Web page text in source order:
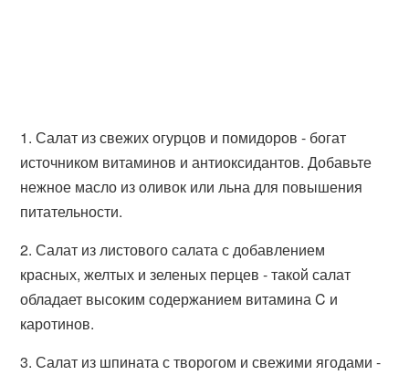
1. Салат из свежих огурцов и помидоров - богат
источником витаминов и антиоксидантов. Добавьте
нежное масло из оливок или льна для повышения
питательности.
2. Салат из листового салата с добавлением
красных, желтых и зеленых перцев - такой салат
обладает высоким содержанием витамина C и
каротинов.
3. Салат из шпината с творогом и свежими ягодами -